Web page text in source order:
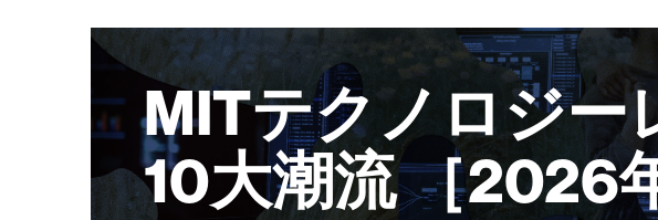
MITテクノロジー
10大潮流 ［2026